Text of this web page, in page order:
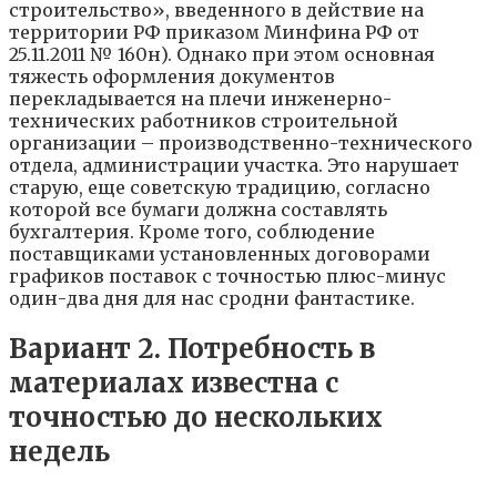
строительство», введенного в действие на
территории РФ приказом Минфина РФ от
25.11.2011 № 160н). Однако при этом основная
тяжесть оформления документов
перекладывается на плечи инженерно-
технических работников строительной
организации – производственно-технического
отдела, администрации участка. Это нарушает
старую, еще советскую традицию, согласно
которой все бумаги должна составлять
бухгалтерия. Кроме того, соблюдение
поставщиками установленных договорами
графиков поставок с точностью плюс-минус
один-два дня для нас сродни фантастике.
Вариант 2. Потребность в
материалах известна с
точностью до нескольких
недель